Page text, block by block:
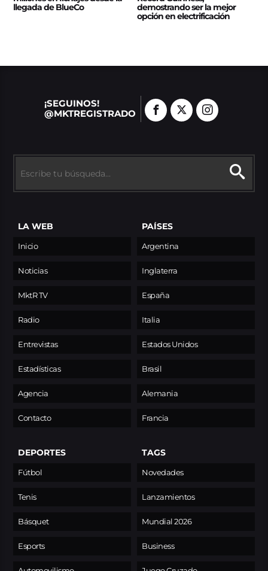
llegada de BlueCo
demostrando ser la mejor
opción en electrificación
¡SEGUINOS!
@MKTREGISTRADO
LA WEB
Inicio
Noticias
MktR TV
Radio
Entrevistas
Estadísticas
Agencia
Contacto
PAÍSES
Argentina
Inglaterra
España
Italia
Estados Unidos
Brasil
Alemania
Francia
DEPORTES
Fútbol
Tenis
Básquet
Esports
TAGS
Novedades
Lanzamientos
Mundial 2026
Business